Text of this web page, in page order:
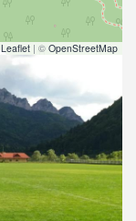
Leaflet | © OpenStreetMap